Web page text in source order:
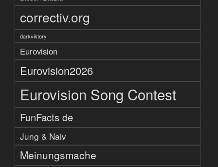
correctiv.org
darkviktory
Eurovision
Eurovision2026
Eurovision Song Contest
FunFacts de
Jung & Naiv
Meinungsmache